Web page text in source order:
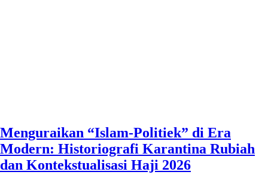
Menguraikan “Islam-Politiek” di Era
Modern: Historiografi Karantina Rubiah
dan Kontekstualisasi Haji 2026